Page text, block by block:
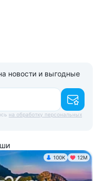
новости и выгодные
на обработку персональных
100K 12М